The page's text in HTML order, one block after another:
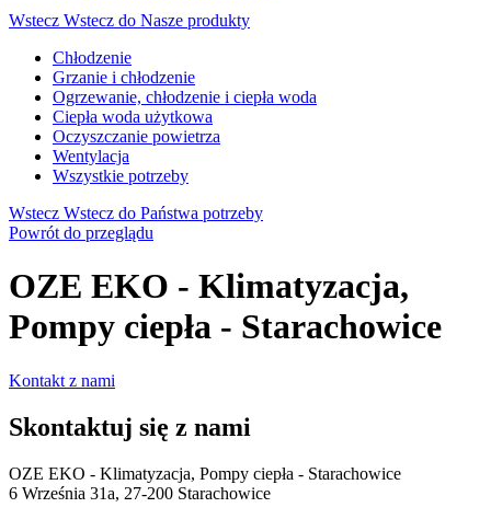
Wstecz Wstecz do Nasze produkty
Chłodzenie
Grzanie i chłodzenie
Ogrzewanie, chłodzenie i ciepła woda
Ciepła woda użytkowa
Oczyszczanie powietrza
Wentylacja
Wszystkie potrzeby
Wstecz Wstecz do Państwa potrzeby
Powrót do przeglądu
OZE EKO - Klimatyzacja,
Pompy ciepła - Starachowice
Kontakt z nami
Skontaktuj się z nami
OZE EKO - Klimatyzacja, Pompy ciepła - Starachowice
6 Września 31a, 27-200 Starachowice